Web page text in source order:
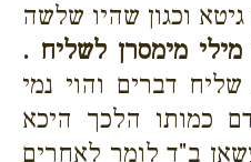
וכגון שהיו שלשה
מימסרן לשליח .
דברים והוי נמי
כמותו הלכך היכא
ב"ד לומר לאחרים